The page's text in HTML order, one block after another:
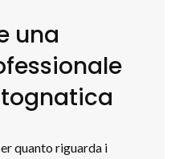
una
quanto riguarda i